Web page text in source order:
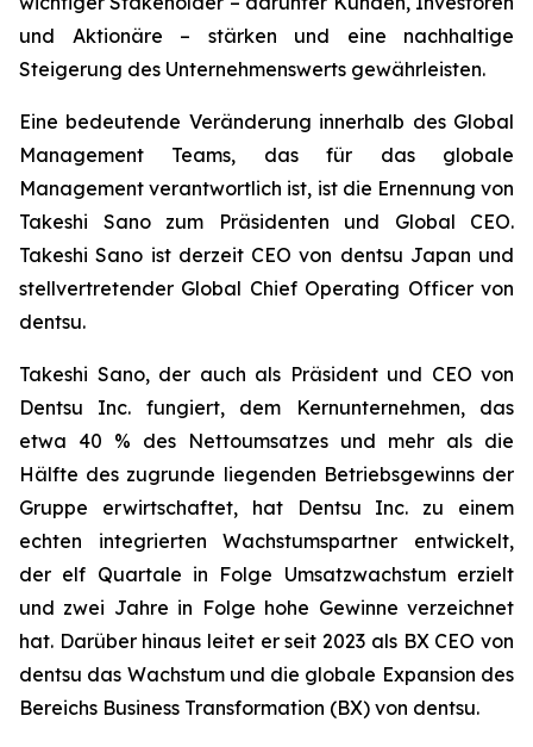
und Aktionäre – stärken und eine nachhaltige
Steigerung des Unternehmenswerts gewährleisten.
Eine bedeutende Veränderung innerhalb des Global
Management Teams, das für das globale
Management verantwortlich ist, ist die Ernennung von
Takeshi Sano zum Präsidenten und Global CEO.
Takeshi Sano ist derzeit CEO von dentsu Japan und
stellvertretender Global Chief Operating Officer von
dentsu.
Takeshi Sano, der auch als Präsident und CEO von
Dentsu Inc. fungiert, dem Kernunternehmen, das
etwa 40 % des Nettoumsatzes und mehr als die
Hälfte des zugrunde liegenden Betriebsgewinns der
Gruppe erwirtschaftet, hat Dentsu Inc. zu einem
echten integrierten Wachstumspartner entwickelt,
der elf Quartale in Folge Umsatzwachstum erzielt
und zwei Jahre in Folge hohe Gewinne verzeichnet
hat. Darüber hinaus leitet er seit 2023 als BX CEO von
dentsu das Wachstum und die globale Expansion des
Bereichs Business Transformation (BX) von dentsu.